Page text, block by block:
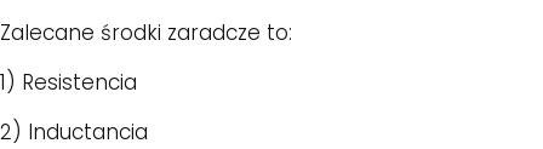
Zalecane środki zaradcze to:
1) Resistencia
2) Inductancia